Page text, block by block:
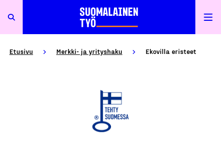
Etusivu Merkki- ja yrityshaku Ekovilla eristeet